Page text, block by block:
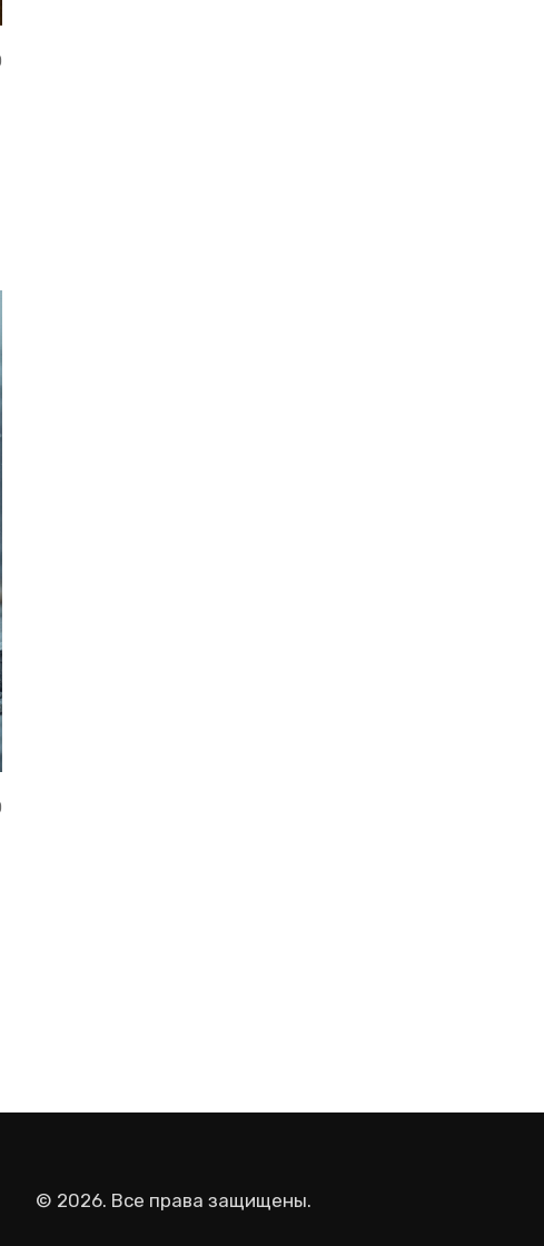
© 2026. Все права защищены.